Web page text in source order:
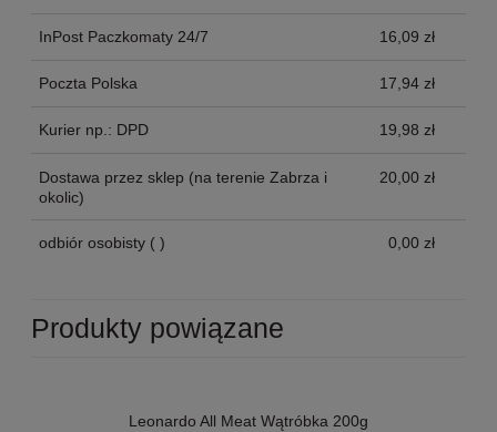
InPost Paczkomaty 24/7 16,09 zł
Poczta Polska 17,94 zł
Kurier np.: DPD 19,98 zł
Dostawa przez sklep (na terenie Zabrza i
okolic)
20,00 zł
odbiór osobisty ( ) 0,00 zł
Produkty powiązane
Leonardo All Meat Wątróbka 200g